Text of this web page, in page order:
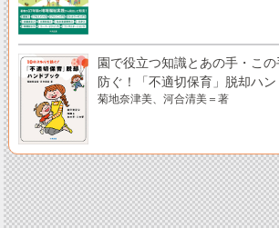
園で役立つ知識とあの手・こ
防ぐ！「不適切保育」脱却ハン
菊地奈津美、河合清美＝著